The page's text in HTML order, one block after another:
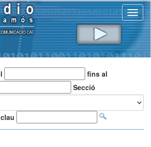
fins al
Secció